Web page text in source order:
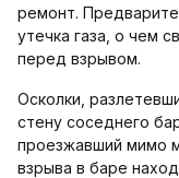
ремонт.
утечка газа, о чем
перед взрывом.
Осколки,
стену соседнего
проезжавший мимо
взрыва в баре